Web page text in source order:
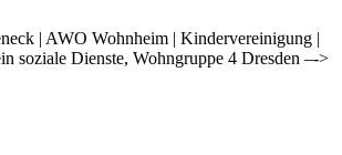
| AWO Wohnheim | Kindervereinigung |
soziale Dienste, Wohngruppe 4 Dresden –->